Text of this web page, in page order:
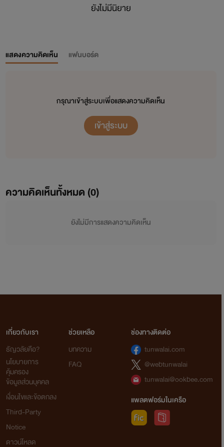
ยังไม่มีนิยาย
แสดงความคิดเห็น แฟนบอร์ด
กรุณาเข้าสู่ระบบเพื่อแสดงความคิดเห็น
เข้าสู่ระบบ
ความคิดเห็นทั้งหมด (0)
ยังไม่มีการแสดงความคิดเห็น
เกี่ยวกับเรา
ธัญวลัยคือ?
นโยบายการ
คุ้มครอง
ข้อมูลส่วนบุคคล
เงื่อนไขและข้อตกลง
Third-Party
Notice
ดาวน์โหลด
ช่วยเหลือ
บทความ
FAQ
ช่องทางติดต่อ
tunwalai.com
@webtunwalai
tunwalai@ookbee.com
แพลตฟอร์มในเครือ